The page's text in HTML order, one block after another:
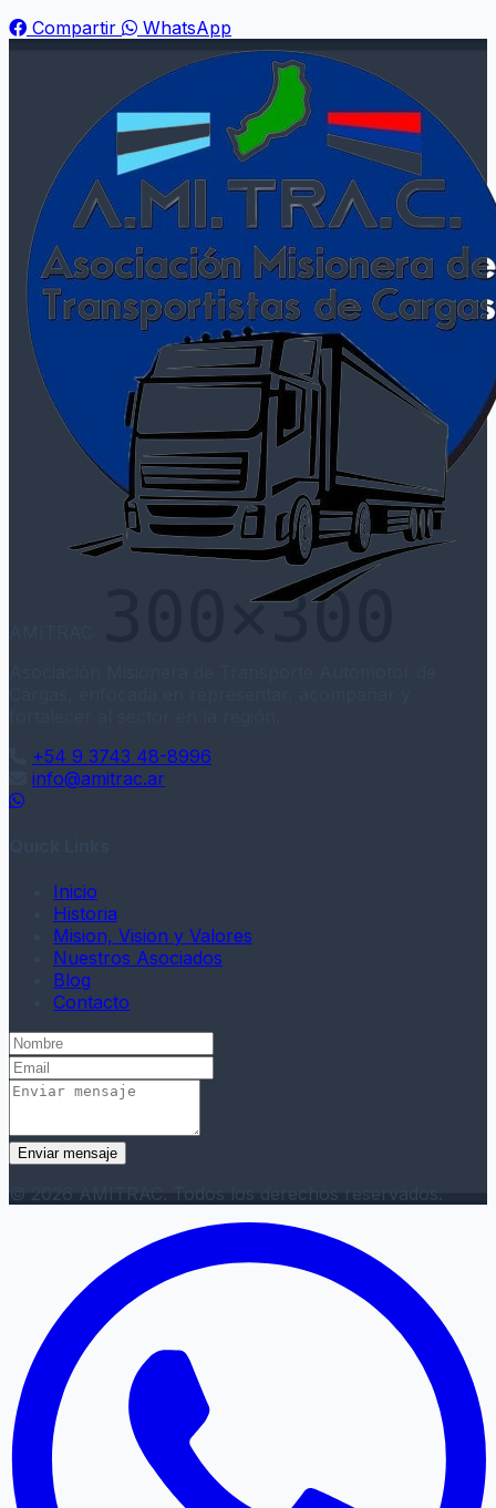
Compartir
WhatsApp
+54 9 3743 48-8996
info@amitrac.ar
WhatsApp
Inicio
Historia
Mision, Vision y Valores
Nuestros Asociados
Blog
Contacto
Enviar mensaje
© 2026 AMITRAC. Todos los derechos reservados.